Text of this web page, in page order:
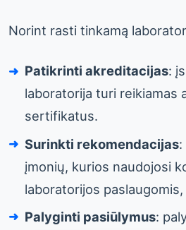
Norint rasti tinkamą
Patikrinti akreditacijas:
laboratorija turi reikiamas
sertifikatus.
Surinkti rekomendacijas:
įmonių, kurios naudojosi
laboratorijos
Palyginti pasiūlymus: